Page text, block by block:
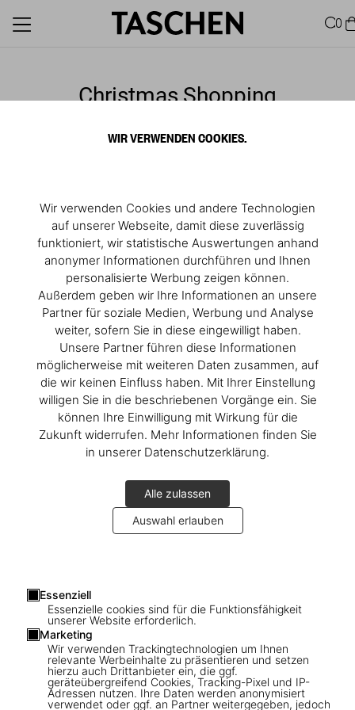
WIR VERWENDEN COOKIES.
Wir verwenden Cookies und andere Technologien
auf unserer Webseite, damit diese zuverlässig
funktioniert, wir statistische Auswertungen anhand
anonymer Informationen durchführen und Ihnen
personalisierte Werbung zeigen können.
Außerdem geben wir Ihre Informationen an unsere
Partner für soziale Medien, Werbung und Analyse
weiter, sofern Sie in diese eingewilligt haben.
Unsere Partner führen diese Informationen
möglicherweise mit weiteren Daten zusammen, auf
die wir keinen Einfluss haben. Mit Ihrer Einstellung
willigen Sie in die beschriebenen Vorgänge ein. Sie
können Ihre Einwilligung mit Wirkung für die
Zukunft widerrufen. Mehr Informationen finden Sie
in unserer Datenschutzerklärung.
Alle zulassen
Auswahl erlauben
Essenziell
Essenzielle cookies sind für die Funktionsfähigkeit
unserer Website erforderlich.
Marketing
Wir verwenden Trackingtechnologien um Ihnen
relevante Werbeinhalte zu präsentieren und setzen
hierzu auch Drittanbieter ein, die ggf.
geräteübergreifend Cookies, Tracking-Pixel und IP-
Adressen nutzen. Ihre Daten werden anonymisiert
verwendet oder ggf. an Partner weitergegeben, jedoch
0
Christmas Shopping
TASCHEN Store Köln
Kommen Sie auf einen Glühwein vorbei, finden Sie das perfekte
TASCHEN
Neumarkt 3
50667 Köln
Connect